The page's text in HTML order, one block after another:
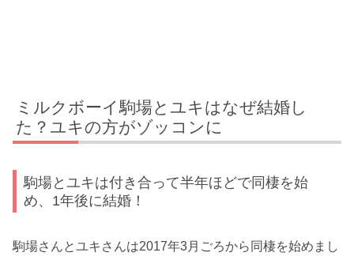
ミルクボーイ駒場とユキはなぜ結婚し
た？ユキの方がゾッコンに
駒場とユキは付き合って半年ほどで同棲を始
め、1年後に結婚！
駒場さんとユキさんは2017年3月ごろから同棲を始めまし